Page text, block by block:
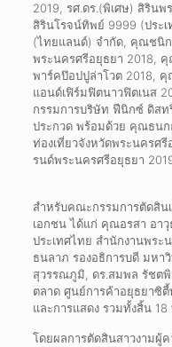
2019, รศ.ดร.(พิเศษ) สิริน
สิรินโรจน์ทิพย์ 9999 (ประ
(ไทยแลนด์) จำกัด, คุณชนิ
พระนครศรีอยุธยา 2018,
พาร์คป๊อปปูล่าโวต 2018,
แอนด์เฟิร์มฟิตนาวฟิตเนส
กรรมการบริษัท ฟีนิกซ์ ดิสท
ประกวด พร้อมด้วย คุณธน
ท่องเที่ยวจังหวัดพระนครศ
รนด์พระนครศรีอยุธยา
สำหรับคณะกรรมการตัดสิน
เอกชน ได้แก่ คุณอรสา อา
ประเทศไทย สำนักงานพระ
ธนลาภ รองอธิการบดี มหา
สุวรรณภูมิ, ดร.สมพล รัชต
ตลาด ศูนย์การค้าอยุธยาซิ
และการแสดง รวมทั้งสิ้น
โดยผลการตัดสินสาวงามผู้